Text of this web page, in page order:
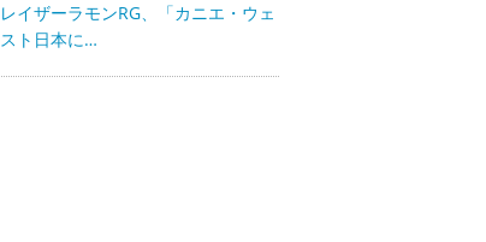
レイザーラモンRG、「カニエ・ウェ
スト日本に…